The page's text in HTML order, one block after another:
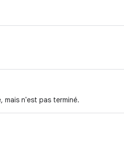
mais n'est pas terminé.